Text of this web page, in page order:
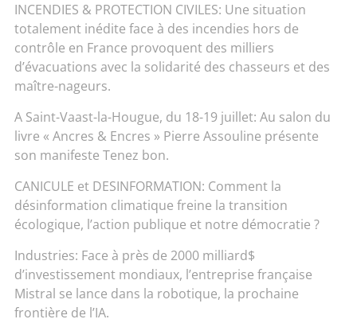
INCENDIES & PROTECTION CIVILES: Une situation
totalement inédite face à des incendies hors de
contrôle en France provoquent des milliers
d’évacuations avec la solidarité des chasseurs et des
maître-nageurs.
A Saint-Vaast-la-Hougue, du 18-19 juillet: Au salon du
livre « Ancres & Encres » Pierre Assouline présente
son manifeste Tenez bon.
CANICULE et DESINFORMATION: Comment la
désinformation climatique freine la transition
écologique, l’action publique et notre démocratie ?
Industries: Face à près de 2000 milliard$
d’investissement mondiaux, l’entreprise française
Mistral se lance dans la robotique, la prochaine
frontière de l’IA.